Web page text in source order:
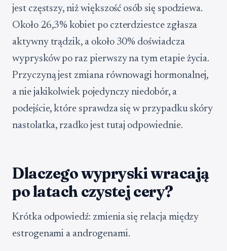
jest częstszy, niż większość osób się spodziewa.
Około 26,3% kobiet po czterdziestce zgłasza
aktywny trądzik, a około 30% doświadcza
wyprysków po raz pierwszy na tym etapie życia.
Przyczyną jest zmiana równowagi hormonalnej,
a nie jakikolwiek pojedynczy niedobór, a
podejście, które sprawdza się w przypadku skóry
nastolatka, rzadko jest tutaj odpowiednie.
Dlaczego wypryski wracają
po latach czystej cery?
Krótka odpowiedź: zmienia się relacja między
estrogenami a androgenami.